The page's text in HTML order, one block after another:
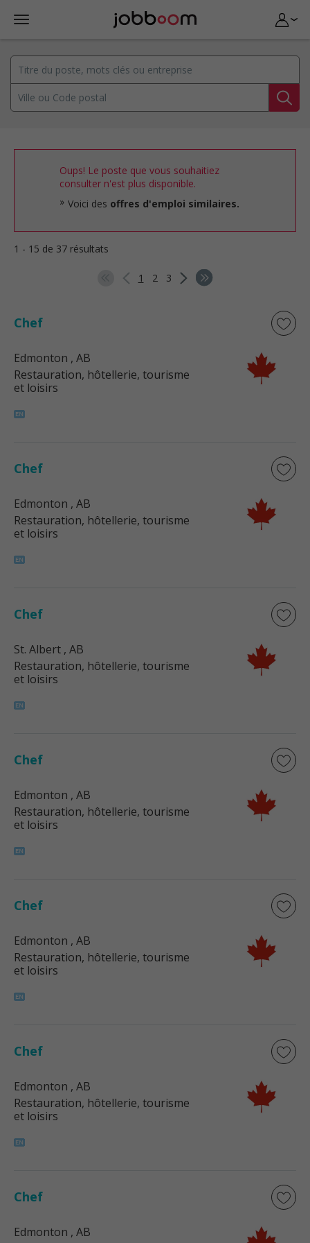
Oups! Le poste que vous souhaitiez
consulter n'est plus disponible.
Voici des offres d'emploi similaires.
1 - 15 de 37 résultats
1 2 3
Chef
Edmonton , AB
Restauration, hôtellerie, tourisme
et loisirs
Chef
Edmonton , AB
Restauration, hôtellerie, tourisme
et loisirs
Chef
St. Albert , AB
Restauration, hôtellerie, tourisme
et loisirs
Chef
Edmonton , AB
Restauration, hôtellerie, tourisme
et loisirs
Chef
Edmonton , AB
Restauration, hôtellerie, tourisme
et loisirs
Chef
Edmonton , AB
Restauration, hôtellerie, tourisme
et loisirs
Chef
Edmonton , AB